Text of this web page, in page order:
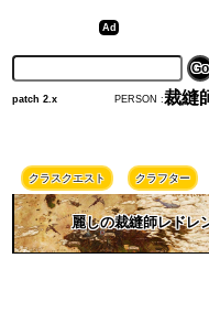
PERSON :裁縫
patch 2.x
クラスクエスト クラフター
麗しの裁縫師レドレ